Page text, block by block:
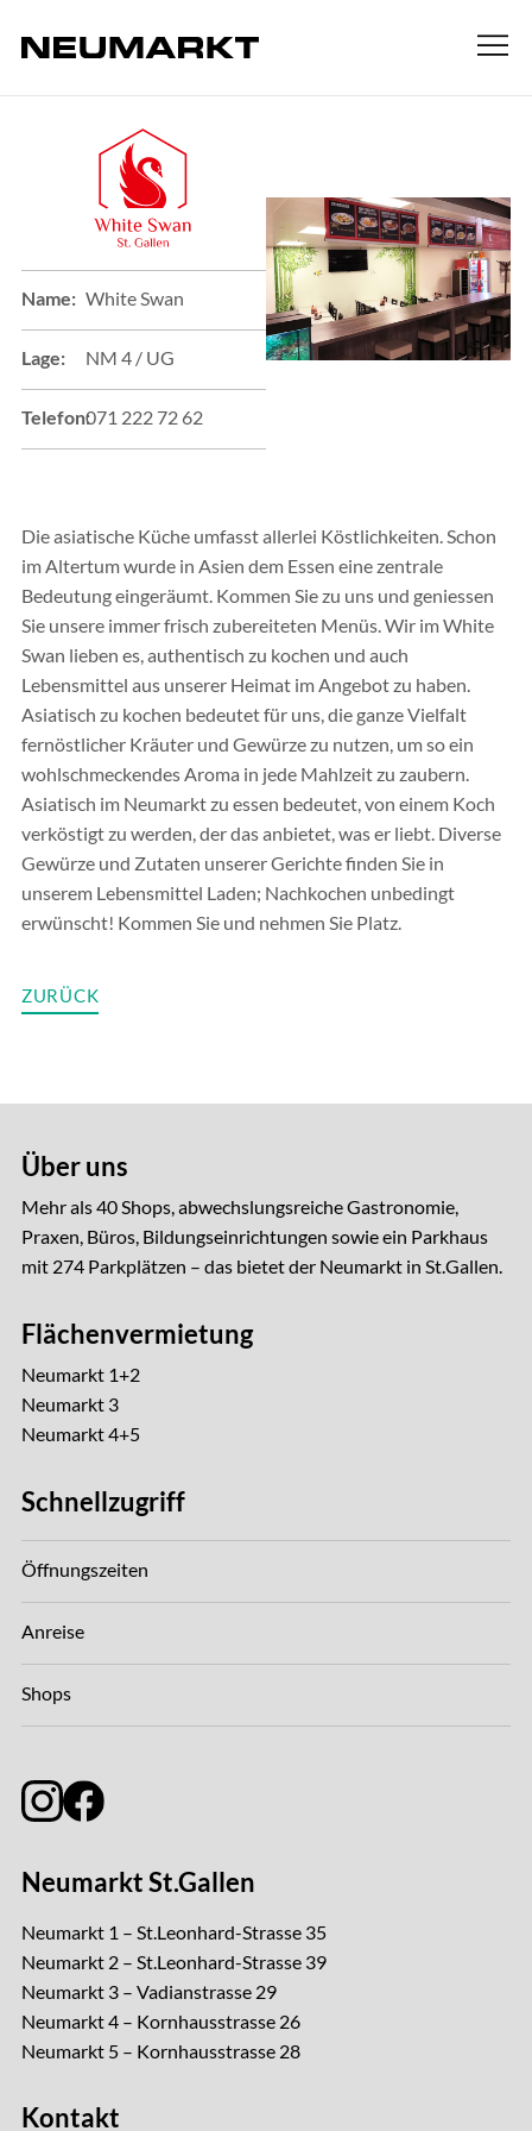
Name: White Swan
Lage: NM 4 / UG
Telefon:071 222 72 62
Die asiatische Küche umfasst allerlei Köstlichkeiten. Schon
im Altertum wurde in Asien dem Essen eine zentrale
Bedeutung eingeräumt. Kommen Sie zu uns und geniessen
Sie unsere immer frisch zubereiteten Menüs. Wir im White
Swan lieben es, authentisch zu kochen und auch
Lebensmittel aus unserer Heimat im Angebot zu haben.
Asiatisch zu kochen bedeutet für uns, die ganze Vielfalt
fernöstlicher Kräuter und Gewürze zu nutzen, um so ein
wohlschmeckendes Aroma in jede Mahlzeit zu zaubern.
Asiatisch im Neumarkt zu essen bedeutet, von einem Koch
verköstigt zu werden, der das anbietet, was er liebt. Diverse
Gewürze und Zutaten unserer Gerichte finden Sie in
unserem Lebensmittel Laden; Nachkochen unbedingt
erwünscht! Kommen Sie und nehmen Sie Platz.
ZURÜCK
Über uns
Mehr als 40 Shops, abwechslungsreiche Gastro­nomie,
Praxen, Büros, Bildungseinrichtungen sowie ein Parkhaus
mit 274 Parkplätzen – das bietet der Neumarkt in St.Gallen.
Flächenvermietung
Neumarkt 1+2
Neumarkt 3
Neumarkt 4+5
Schnellzugriff
Öffnungszeiten
Anreise
Shops
Neumarkt St.Gallen
Neumarkt 1 – St.Leonhard-Strasse 35
Neumarkt 2 – St.Leonhard-Strasse 39
Neumarkt 3 – Vadianstrasse 29
Neumarkt 4 – Kornhausstrasse 26
Neumarkt 5 – Kornhausstrasse 28
Kontakt